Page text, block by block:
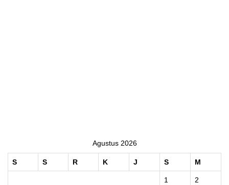
Agustus 2026
S S R K J S M
1 2